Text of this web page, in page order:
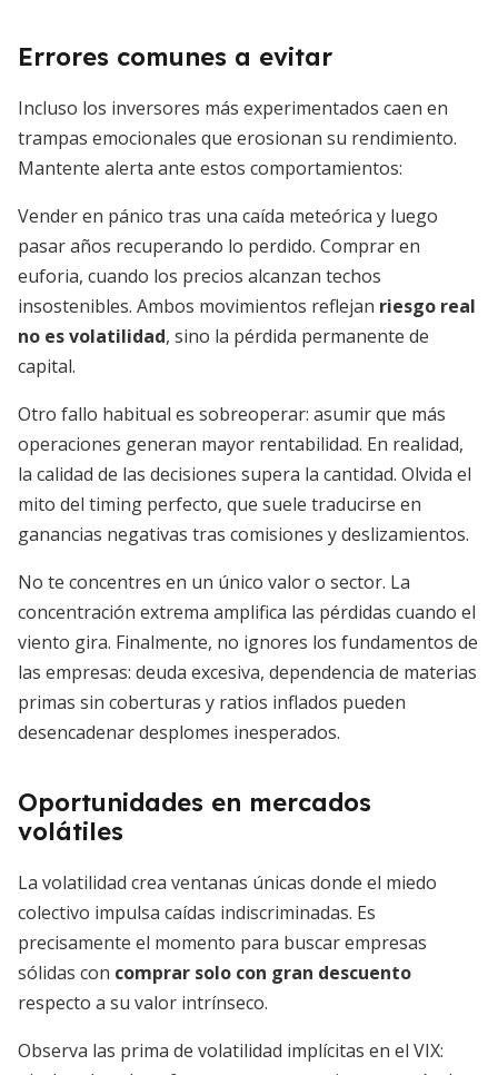
Errores comunes a evitar
Incluso los inversores más experimentados caen en
trampas emocionales que erosionan su rendimiento.
Mantente alerta ante estos comportamientos:
Vender en pánico tras una caída meteórica y luego
pasar años recuperando lo perdido. Comprar en
euforia, cuando los precios alcanzan techos
insostenibles. Ambos movimientos reflejan riesgo real
no es volatilidad, sino la pérdida permanente de
capital.
Otro fallo habitual es sobreoperar: asumir que más
operaciones generan mayor rentabilidad. En realidad,
la calidad de las decisiones supera la cantidad. Olvida el
mito del timing perfecto, que suele traducirse en
ganancias negativas tras comisiones y deslizamientos.
No te concentres en un único valor o sector. La
concentración extrema amplifica las pérdidas cuando el
viento gira. Finalmente, no ignores los fundamentos de
las empresas: deuda excesiva, dependencia de materias
primas sin coberturas y ratios inflados pueden
desencadenar desplomes inesperados.
Oportunidades en mercados
volátiles
La volatilidad crea ventanas únicas donde el miedo
colectivo impulsa caídas indiscriminadas. Es
precisamente el momento para buscar empresas
sólidas con comprar solo con gran descuento
respecto a su valor intrínseco.
Observa las prima de volatilidad implícitas en el VIX: